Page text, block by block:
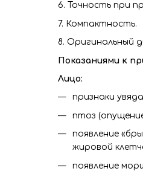
6. Точность при
7. Компактность.
8. Оригинальный
Показаниями к
Лицо:
признаки
птоз
появление
жировой
появление